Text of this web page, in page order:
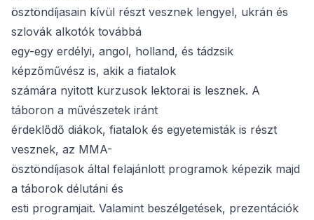
ösztöndíjasain kívül részt vesznek lengyel, ukrán és
szlovák alkotók továbbá
egy-egy erdélyi, angol, holland, és tádzsik
képzőművész is, akik a fiatalok
számára nyitott kurzusok lektorai is lesznek. A
táboron a művészetek iránt
érdeklődő diákok, fiatalok és egyetemisták is részt
vesznek, az MMA-
ösztöndíjasok által felajánlott programok képezik majd
a táborok délutáni és
esti programjait. Valamint beszélgetések, prezentációk